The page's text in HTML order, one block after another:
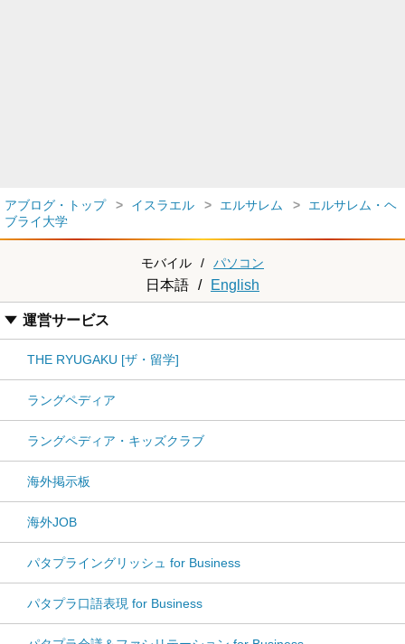
アブログ・トップ イスラエル エルサレム
エルサレム・ヘ
ブライ大学
モバイル / パソコン
日本語 / English
運営サービス
THE RYUGAKU [ザ・留学]
ラングペディア
ラングペディア・キッズクラブ
海外掲示板
海外JOB
パタプライングリッシュ for Business
パタプラ口語表現 for Business